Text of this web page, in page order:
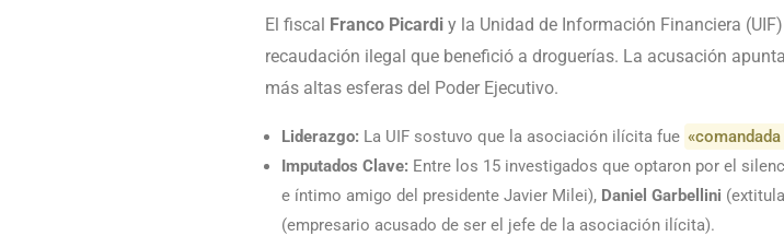
El fiscal Franco Picardi y la Unidad de Información Financiera
recaudación ilegal que benefició a droguerías. La acusación
más altas esferas del Poder Ejecutivo.
Liderazgo: La UIF sostuvo que la asociación ilícita fue
Imputados Clave: Entre los 15 investigados que optaron por el
e íntimo amigo del presidente Javier Milei), Daniel Garbellini
(empresario acusado de ser el jefe de la asociación ilícita).